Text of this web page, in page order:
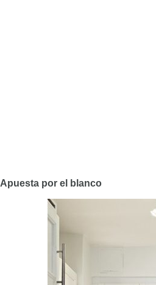
Apuesta por el blanco